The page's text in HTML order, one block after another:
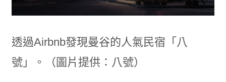
透過Airbnb發現曼谷的人氣民宿「八
號」。（圖片提供：八號）